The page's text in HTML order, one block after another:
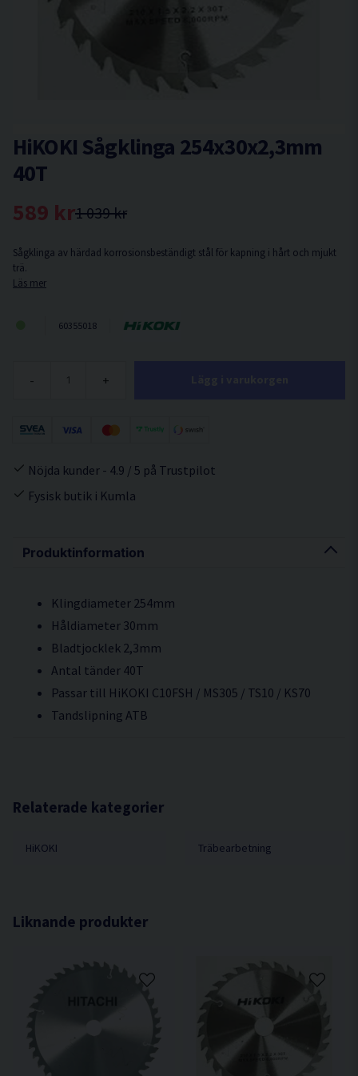
Produktinformation
Klingdiameter 254mm
Håldiameter 30mm
Bladtjocklek 2,3mm
Antal tänder 40T
Passar till HiKOKI C10FSH / MS305 / TS10 / KS70
Tandslipning ATB
Relaterade kategorier
HiKOKI Träbearbetning
HiKOKI Sågklinga 254x30x2,3mm
40T
1 039 kr
589 kr
Sågklinga av härdad korrosionsbeständigt stål för kapning i hårt och mjukt
trä.
Läs mer
60355018
- +
Nöjda kunder - 4.9 / 5 på Trustpilot
Fysisk butik i Kumla
Liknande produkter